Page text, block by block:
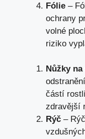
Fólie –
ochrany
volné
riziko
Nůžky
částí
zdravější
Rýč –